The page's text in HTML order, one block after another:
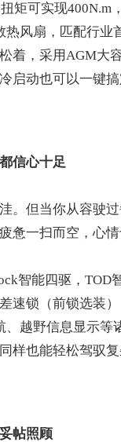
矩可实现400N.m
风扇，匹配行业
着，采用AGM大
启动也可以一键搞
信心十足
。但当你从容驶
一扫而空，心情
智能四驱，TOD
速锁（前锁选装
越野信息显示
样也能轻松驾驭复
妥帖照顾